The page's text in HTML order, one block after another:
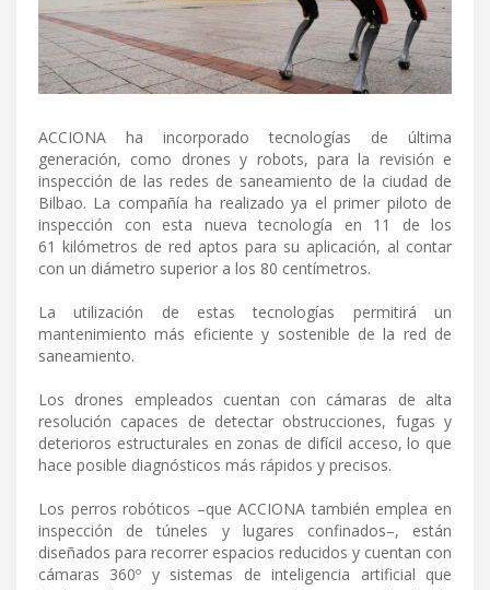
ACCIONA ha incorporado tecnologías de última
generación, como drones y robots, para la revisión e
inspección de las redes de saneamiento de la ciudad de
Bilbao. La compañía ha realizado ya el primer piloto de
inspección con esta nueva tecnología en 11 de los
61 kilómetros de red aptos para su aplicación, al contar
con un diámetro superior a los 80 centímetros.
La utilización de estas tecnologías permitirá un
mantenimiento más eficiente y sostenible de la red de
saneamiento.
Los drones empleados cuentan con cámaras de alta
resolución capaces de detectar obstrucciones, fugas y
deterioros estructurales en zonas de difícil acceso, lo que
hace posible diagnósticos más rápidos y precisos.
Los perros robóticos –que ACCIONA también emplea en
inspección de túneles y lugares confinados–, están
diseñados para recorrer espacios reducidos y cuentan con
cámaras 360º y sistemas de inteligencia artificial que